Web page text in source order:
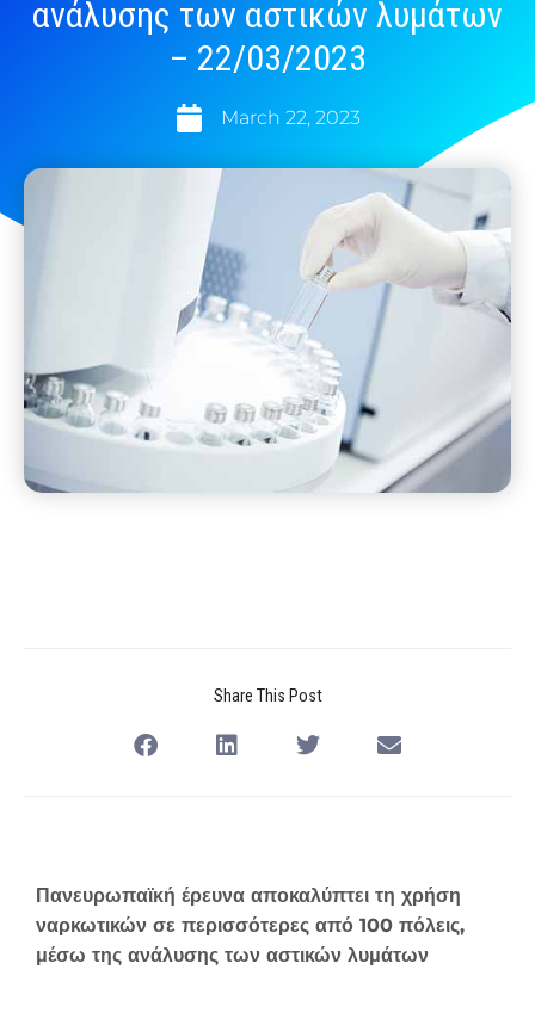
ανάλυσης των αστικών λυμάτων
– 22/03/2023
March 22, 2023
Share This Post
Πανευρωπαϊκή έρευνα αποκαλύπτει τη χρήση
ναρκωτικών σε περισσότερες από 100 πόλεις,
μέσω της ανάλυσης των αστικών λυμάτων